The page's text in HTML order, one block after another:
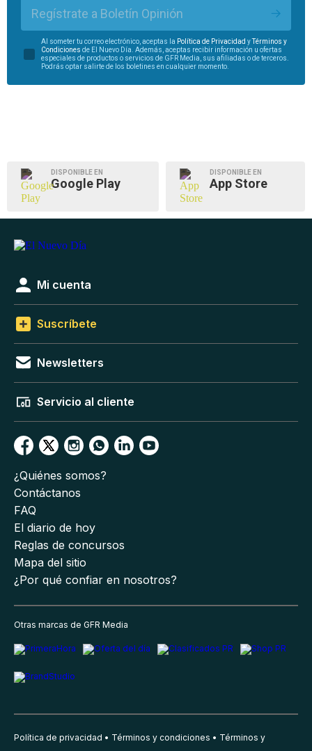
Regístrate a Boletín Opinión
Al someter tu correo electrónico, aceptas la Política de Privacidad yTérminos y
Condiciones de El Nuevo Día. Además, aceptas recibir información u ofertas
especiales de productos o servicios de GFR Media, sus afiliadas o de terceros.
Podrás optar salirte de los boletines en cualquier momento.
DISPONIBLE EN
Google Play
DISPONIBLE EN
App Store
Mi cuenta
Suscríbete
Newsletters
Servicio al cliente
¿Quiénes somos?
Contáctanos
FAQ
El diario de hoy
Reglas de concursos
Mapa del sitio
¿Por qué confiar en nosotros?
Otras marcas de GFR Media
Política de privacidad Términos y condiciones
Términos y